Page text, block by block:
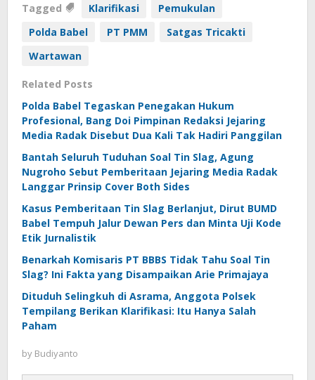
Tagged Klarifikasi
Pemukulan
Polda Babel
PT PMM
Satgas Tricakti
Wartawan
Related Posts
Polda Babel Tegaskan Penegakan Hukum
Profesional, Bang Doi Pimpinan Redaksi Jejaring
Media Radak Disebut Dua Kali Tak Hadiri Panggilan
Bantah Seluruh Tuduhan Soal Tin Slag, Agung
Nugroho Sebut Pemberitaan Jejaring Media Radak
Langgar Prinsip Cover Both Sides
Kasus Pemberitaan Tin Slag Berlanjut, Dirut BUMD
Babel Tempuh Jalur Dewan Pers dan Minta Uji Kode
Etik Jurnalistik
Benarkah Komisaris PT BBBS Tidak Tahu Soal Tin
Slag? Ini Fakta yang Disampaikan Arie Primajaya
Dituduh Selingkuh di Asrama, Anggota Polsek
Tempilang Berikan Klarifikasi: Itu Hanya Salah
Paham
by Budiyanto